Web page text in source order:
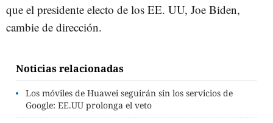
que el presidente electo de los EE. UU, Joe Biden,
cambie de dirección.
Noticias relacionadas
Los móviles de Huawei seguirán sin los servicios de
Google: EE.UU prolonga el veto